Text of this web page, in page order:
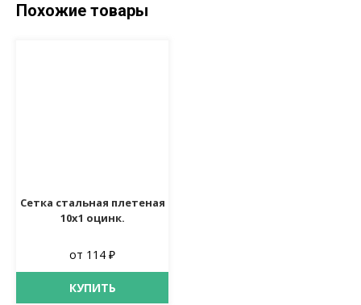
Похожие товары
Сетка стальная плетеная
10х1 оцинк.
от 114 ₽
КУПИТЬ